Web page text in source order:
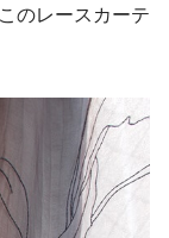
のレースカーテ